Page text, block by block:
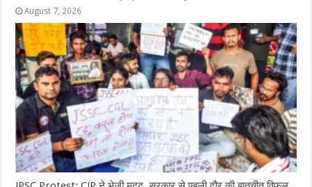
August 7, 2026